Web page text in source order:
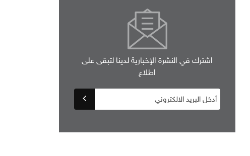
اشترك في النشرة الإخبارية لدينا لتبقى على
اطلاع